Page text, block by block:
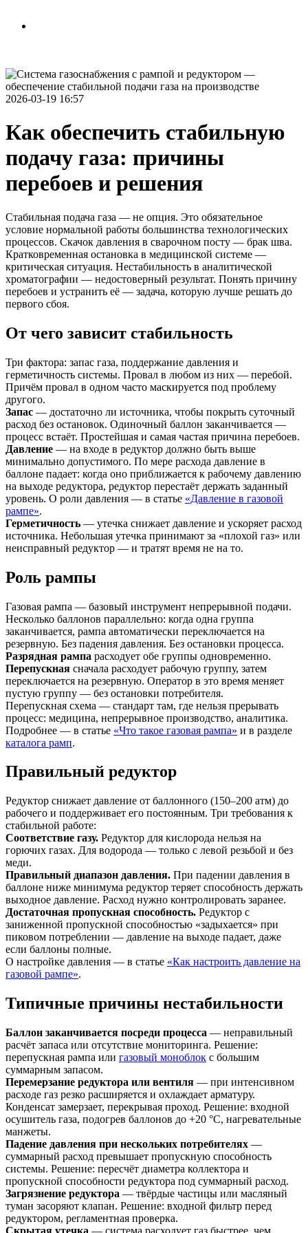
2026-03-19 16:57
Как обеспечить стабильную
подачу газа: причины
перебоев и решения
Стабильная подача газа — не опция. Это обязательное
условие нормальной работы большинства технологических
процессов. Скачок давления в сварочном посту — брак шва.
Кратковременная остановка в медицинской системе —
критическая ситуация. Нестабильность в аналитической
хроматографии — недостоверный результат. Понять причину
перебоев и устранить её — задача, которую лучше решать до
первого сбоя.
От чего зависит стабильность
Три фактора: запас газа, поддержание давления и
герметичность системы. Провал в любом из них — перебой.
Причём провал в одном часто маскируется под проблему
другого.
Запас — достаточно ли источника, чтобы покрыть суточный
расход без остановок. Одиночный баллон заканчивается —
процесс встаёт. Простейшая и самая частая причина перебоев.
Давление — на входе в редуктор должно быть выше
минимально допустимого. По мере расхода давление в
баллоне падает: когда оно приближается к рабочему давлению
на выходе редуктора, редуктор перестаёт держать заданный
уровень. О роли давления — в статье «Давление в газовой
рампе».
Герметичность — утечка снижает давление и ускоряет расход
источника. Небольшая утечка принимают за «плохой газ» или
неисправный редуктор — и тратят время не на то.
Роль рампы
Газовая рампа — базовый инструмент непрерывной подачи.
Несколько баллонов параллельно: когда одна группа
заканчивается, рампа автоматически переключается на
резервную. Без падения давления. Без остановки процесса.
Разрядная рампа расходует обе группы одновременно.
Перепускная сначала расходует рабочую группу, затем
переключается на резервную. Оператор в это время меняет
пустую группу — без остановки потребителя.
Перепускная схема — стандарт там, где нельзя прерывать
процесс: медицина, непрерывное производство, аналитика.
Подробнее — в статье «Что такое газовая рампа» и в разделе
каталога рамп.
Правильный редуктор
Редуктор снижает давление от баллонного (150–200 атм) до
рабочего и поддерживает его постоянным. Три требования к
стабильной работе:
Соответствие газу. Редуктор для кислорода нельзя на
горючих газах. Для водорода — только с левой резьбой и без
меди.
Правильный диапазон давления. При падении давления в
баллоне ниже минимума редуктор теряет способность держать
выходное давление. Расход нужно контролировать заранее.
Достаточная пропускная способность. Редуктор с
заниженной пропускной способностью «задыхается» при
пиковом потреблении — давление на выходе падает, даже
если баллоны полные.
О настройке давления — в статье «Как настроить давление на
газовой рампе».
Типичные причины нестабильности
Баллон заканчивается посреди процесса — неправильный
расчёт запаса или отсутствие мониторинга. Решение:
перепускная рампа или газовый моноблок с большим
суммарным запасом.
Перемерзание редуктора или вентиля — при интенсивном
расходе газ резко расширяется и охлаждает арматуру.
Конденсат замерзает, перекрывая проход. Решение: входной
осушитель газа, подогрев баллонов до +20 °C, нагревательные
манжеты.
Падение давления при нескольких потребителях —
суммарный расход превышает пропускную способность
системы. Решение: пересчёт диаметра коллектора и
пропускной способности редуктора под суммарный расход.
Загрязнение редуктора — твёрдые частицы или масляный
туман засоряют клапан. Решение: входной фильтр перед
редуктором, регламентная проверка.